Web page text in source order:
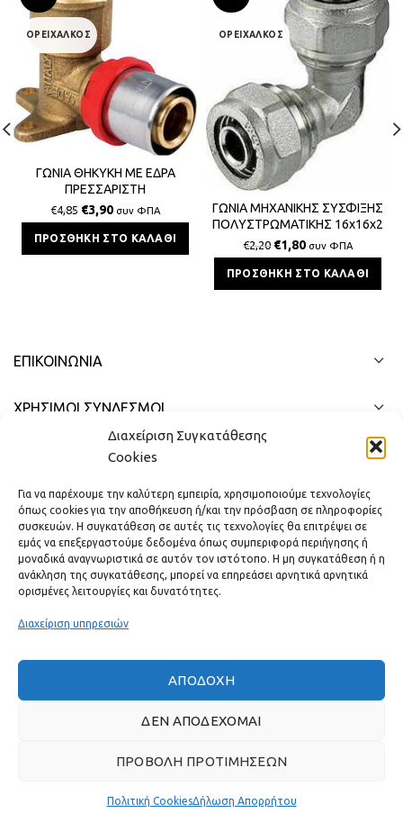
Διαχείριση Συγκατάθεσης
Cookies
Για να παρέχουμε την καλύτερη εμπειρία, χρησιμοποιούμε τεχνολογίες
όπως cookies για την αποθήκευση ή/και την πρόσβαση σε πληροφορίες
συσκευών. Η συγκατάθεση σε αυτές τις τεχνολογίες θα επιτρέψει σε
εμάς να επεξεργαστούμε δεδομένα όπως συμπεριφορά περιήγησης ή
μοναδικά αναγνωριστικά σε αυτόν τον ιστότοπο. Η μη συγκατάθεση ή η
ανάκληση της συγκατάθεσης, μπορεί να επηρεάσει αρνητικά αρνητικά
ορισμένες λειτουργίες και δυνατότητες.
Διαχείριση υπηρεσιών
ΑΠΟΔΟΧΉ
ΔΕΝ ΑΠΟΔΈΧΟΜΑΙ
ΠΡΟΒΟΛΉ ΠΡΟΤΙΜΉΣΕΩΝ
Πολιτική CookiesΔήλωση Απορρήτου
ΟΡΕΙΧΑΛΚΟΣ
ΓΩΝΙΑ ΘΗΚΥΚΗ ΜΕ ΕΔΡΑ
ΠΡΕΣΣΑΡΙΣΤΗ
ΠΟΛΥΣΤΡΩΜΑΤΙΚΗΣ 18x2x1/2
€4,85 €3,90 συν ΦΠΑ
ΠΡΟΣΘΉΚΗ ΣΤΟ ΚΑΛΆΘΙ
ΟΡΕΙΧΑΛΚΟΣ
ΓΩΝΙΑ ΜΗΧΑΝΙΚΗΣ ΣΥΣΦΙΞΗΣ
ΠΟΛΥΣΤΡΩΜΑΤΙΚΗΣ 16x16x2
BS
€2,20 €1,80 συν ΦΠΑ
ΠΡΟΣΘΉΚΗ ΣΤΟ ΚΑΛΆΘΙ
ΕΠΙΚΟΙΝΩΝΊΑ
ΧΡΗΣΙΜΟΙ ΣΥΝΔΕΣΜΟΙ
ΓΡΉΓΟΡΟ ΜΕΝΟΎ
Πραγματικές κριτικές πελατών
2022 ΔΗΜΙΟΥΡΓΗΘΗΚΕ ΑΠΟ ΤΗΝTHE PLAN P